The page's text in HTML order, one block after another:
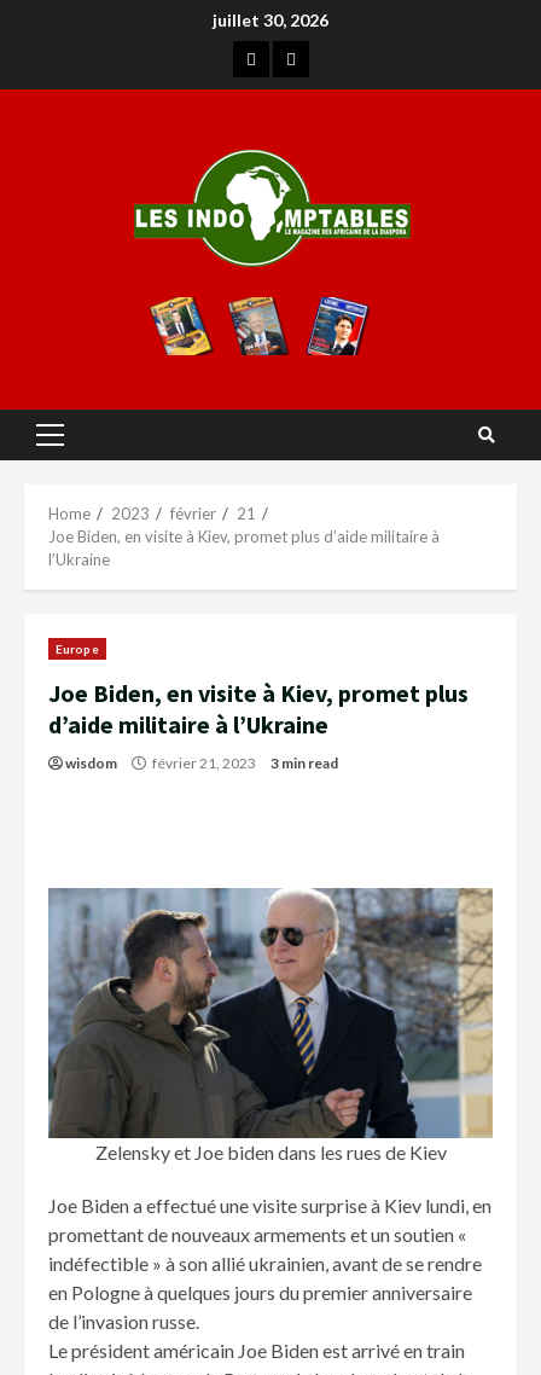
juillet 30, 2026
Home 2023 février
21
Joe Biden, en visite à Kiev, promet plus d’aide militaire à
l’Ukraine
Europe
Joe Biden, en visite à Kiev, promet plus
d’aide militaire à l’Ukraine
wisdom février 21, 2023 3 min read
Zelensky et Joe biden dans les rues de Kiev
Joe Biden a effectué une visite surprise à Kiev lundi, en
promettant de nouveaux armements et un soutien «
indéfectible » à son allié ukrainien, avant de se rendre
en Pologne à quelques jours du premier anniversaire
de l’invasion russe.
Le président américain Joe Biden est arrivé en train